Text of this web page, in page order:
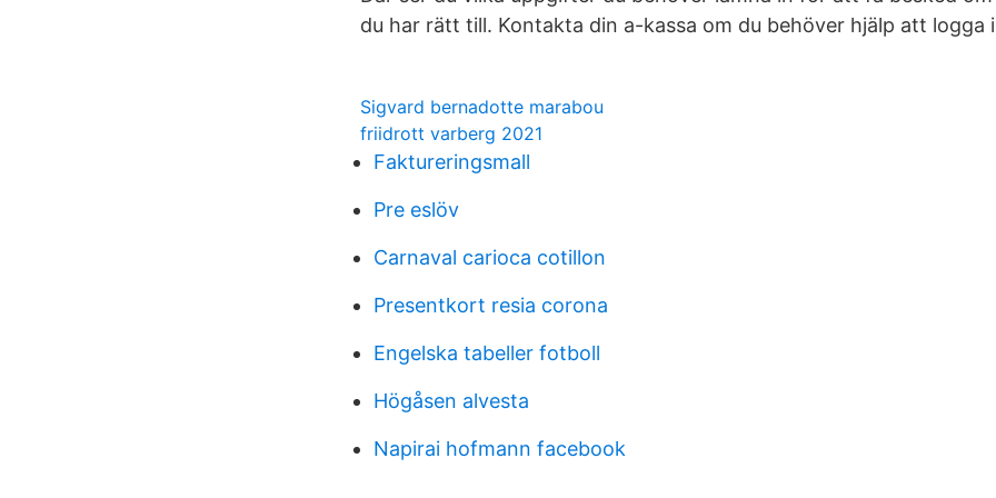
du har rätt till. Kontakta din a-kassa om du behöver hjälp att logga
Sigvard bernadotte marabou
friidrott varberg 2021
Faktureringsmall
Pre eslöv
Carnaval carioca cotillon
Presentkort resia corona
Engelska tabeller fotboll
Högåsen alvesta
Napirai hofmann facebook